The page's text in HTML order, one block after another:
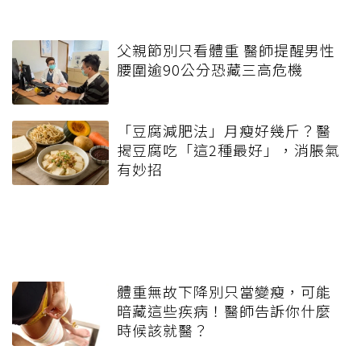
父親節別只看體重 醫師提醒男性
腰圍逾90公分恐藏三高危機
「豆腐減肥法」月瘦好幾斤？醫
揭豆腐吃「這2種最好」，消脹氣
有妙招
體重無故下降別只當變瘦，可能
暗藏這些疾病！醫師告訴你什麼
時候該就醫？